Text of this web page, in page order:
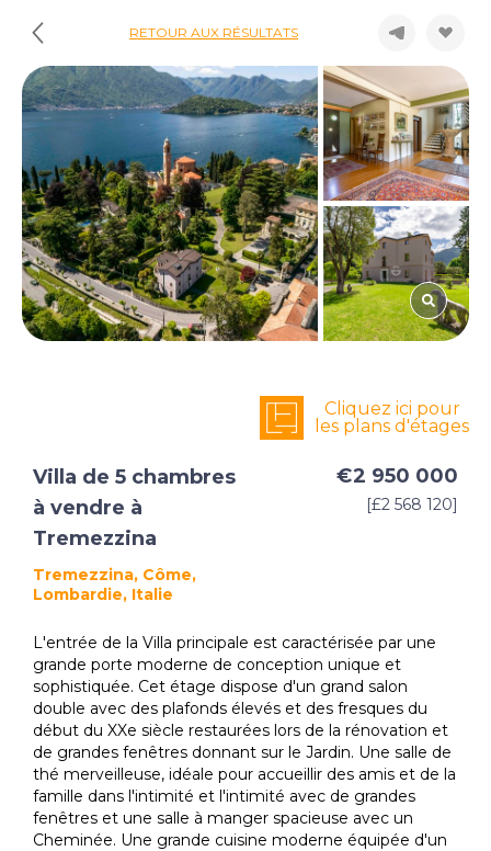
RETOUR AUX RÉSULTATS
Cliquez ici pour
les plans d'étages
Villa de 5 chambres
à vendre à
Tremezzina
Tremezzina, Côme,
Lombardie, Italie
€2 950 000
[£2 568 120]
L'entrée de la Villa principale est caractérisée par une
grande porte moderne de conception unique et
sophistiquée. Cet étage dispose d'un grand salon
double avec des plafonds élevés et des fresques du
début du XXe siècle restaurées lors de la rénovation et
de grandes fenêtres donnant sur le Jardin. Une salle de
thé merveilleuse, idéale pour accueillir des amis et de la
famille dans l'intimité et l'intimité avec de grandes
fenêtres et une salle à manger spacieuse avec un
Cheminée. Une grande cuisine moderne équipée d'un